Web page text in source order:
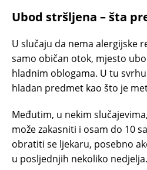
Ubod stršljena – šta
U slučaju da nema alergijske
samo običan otok, mjesto
hladnim oblogama. U tu
hladan predmet kao što je
Međutim, u nekim
može zakasniti i osam do 10
obratiti se ljekaru, posebno
u posljednjih nekoliko nedjelja.